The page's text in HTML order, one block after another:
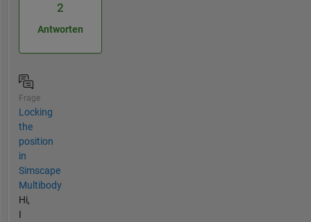
2
Antworten
Frage
Locking
the
position
in
Simscape
Multibody
Hi,
I